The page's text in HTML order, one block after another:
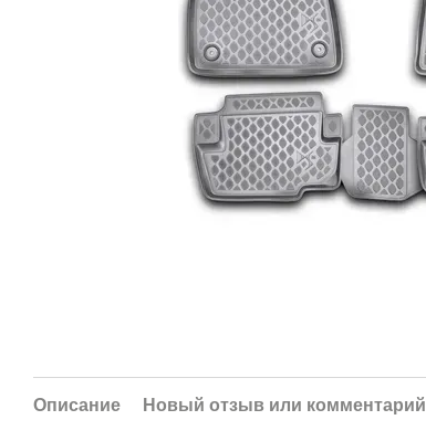
Описание Новый отзыв или комментарий